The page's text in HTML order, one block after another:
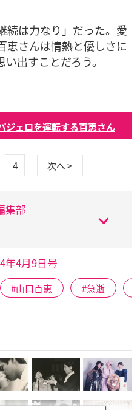
続は力なり」だった。愛
恵さんは情熱と優しさに
出すことだろう。
ジェロを運転する百恵さん
4 次へ >
集部
年4月9日号
山口百恵 急逝